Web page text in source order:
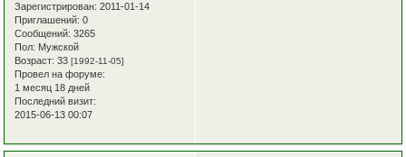
Зарегистрирован: 2011-01-14
Приглашений: 0
Сообщений: 3265
Пол: Мужской
Возраст: 33[1992-11-05]
Провел на форуме:
1 месяц 18 дней
Последний визит:
2015-06-13 00:07